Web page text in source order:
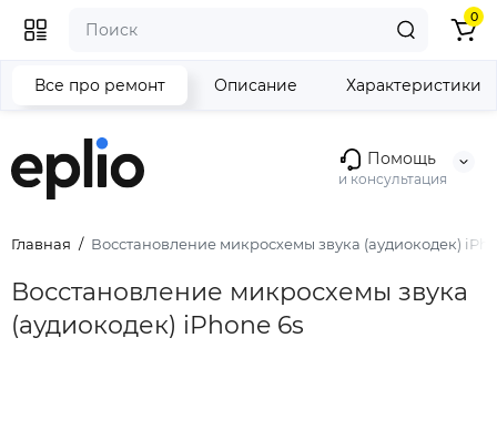
Помощь
и консультация
0
Главная Восстановление микросхемы звука (аудиокодек)
Восстановление микросхемы звука
(аудиокодек) iPhone 6s
Все про ремонт Описание Характеристики